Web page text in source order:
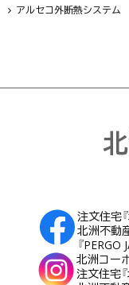
アルセコ外断熱システム
フッター
注文住宅
北洲不動
『
北洲コー
注文住宅